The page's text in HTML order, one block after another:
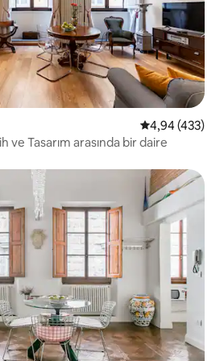
5 üzerinden
4,94 (433)
ve Tasarım arasında bir daire